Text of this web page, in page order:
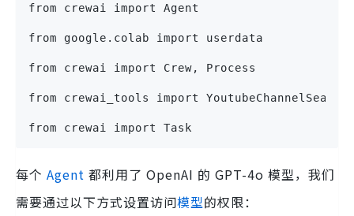
from crewai import Agent
from google.colab import userdata
from crewai import Crew, Process
from crewai_tools import
from crewai import Task
每个 Agent 都利用了 OpenAI 的 GPT-4o 模型，我们
需要通过以下方式设置访问模型的权限：